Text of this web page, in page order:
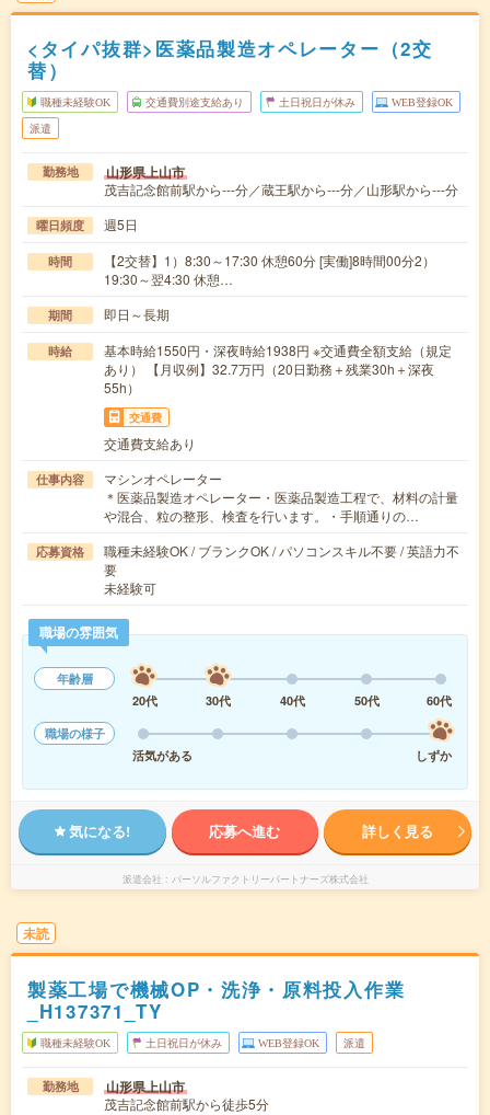
<タイパ抜群>医薬品製造オペレーター（2交
替）
職種未経験OK 交通費別途支給あり 土日祝日が休み WEB登録OK
派遣
勤務地 山形県上山市
茂吉記念館前駅から---分／蔵王駅から---分／山形駅から---分
曜日頻度 週5日
時間
【2交替】1）8:30～17:30 休憩60分 [実働]8時間00分2）
19:30～翌4:30 休憩…
期間 即日～長期
時給
基本時給1550円・深夜時給1938円 ※交通費全額支給（規定
あり） 【月収例】32.7万円（20日勤務＋残業30h＋深夜
55h）
交通費
交通費支給あり
仕事内容
マシンオペレーター
＊医薬品製造オペレーター・医薬品製造工程で、材料の計量
や混合、粒の整形、検査を行います。・手順通りの…
応募資格
職種未経験OK / ブランクOK / パソコンスキル不要 / 英語力不
要
未経験可
職場の雰囲気
年齢層
20代
30代 40代 50代
60代
職場の様子
活気がある
しずか
気になる! 応募へ進む 詳しく見る
派遣会社 パーソルファクトリーパートナーズ株式会社
未読
製薬工場で機械OP・洗浄・原料投入作業
_H137371_TY
職種未経験OK 土日祝日が休み WEB登録OK 派遣
勤務地 山形県上山市
茂吉記念館前駅から徒歩5分